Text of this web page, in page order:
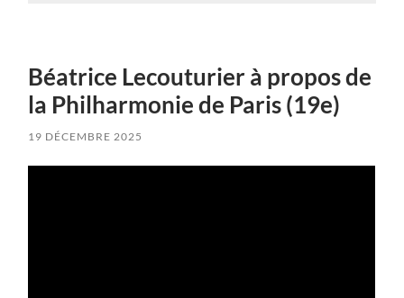
Béatrice Lecouturier à propos de
la Philharmonie de Paris (19e)
19 DÉCEMBRE 2025